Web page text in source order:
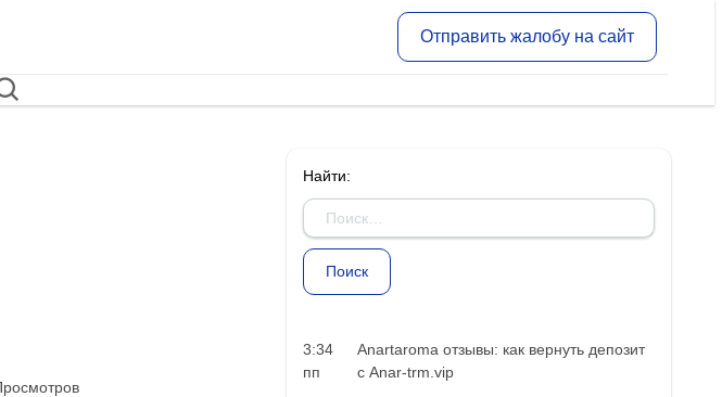
Отправить жалобу на сайт
Найти:
3:34
пп
Anartaroma отзывы: как вернуть депозит
с Anar-trm.vip